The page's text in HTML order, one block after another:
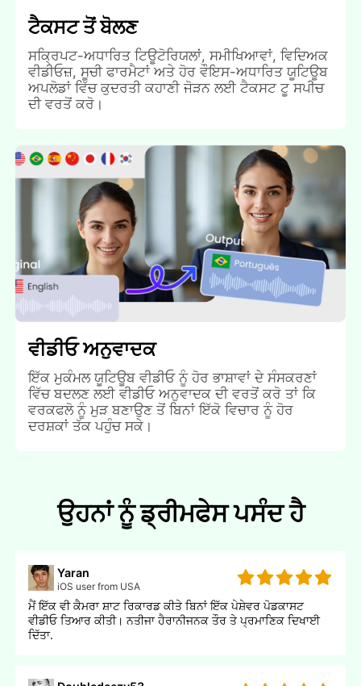
ਟੈਕਸਟ ਤੋਂ ਬੋਲਣ
ਸਕ੍ਰਿਪਟ-ਅਧਾਰਿਤ ਟਿਊਟੋਰਿਯਲਾਂ, ਸਮੀਖਿਆਵਾਂ, ਵਿਦਿਅਕ
ਵੀਡੀਓਜ਼, ਸੂਚੀ ਫਾਰਮੈਟਾਂ ਅਤੇ ਹੋਰ ਵੌਇਸ-ਅਧਾਰਿਤ ਯੂਟਿਊਬ
ਅਪਲੋਡਾਂ ਵਿੱਚ ਕੁਦਰਤੀ ਕਹਾਣੀ ਜੋੜਨ ਲਈ ਟੈਕਸਟ ਟੂ ਸਪੀਚ
ਦੀ ਵਰਤੋਂ ਕਰੋ।
ਵੀਡੀਓ ਅਨੁਵਾਦਕ
ਇੱਕ ਮੁਕੰਮਲ ਯੂਟਿਊਬ ਵੀਡੀਓ ਨੂੰ ਹੋਰ ਭਾਸ਼ਾਵਾਂ ਦੇ ਸੰਸਕਰਣਾਂ
ਵਿੱਚ ਬਦਲਣ ਲਈ ਵੀਡੀਓ ਅਨੁਵਾਦਕ ਦੀ ਵਰਤੋਂ ਕਰੋ ਤਾਂ ਕਿ
ਵਰਕਫਲੋ ਨੂੰ ਮੁੜ ਬਣਾਉਣ ਤੋਂ ਬਿਨਾਂ ਇੱਕੋ ਵਿਚਾਰ ਨੂੰ ਹੋਰ
ਦਰਸ਼ਕਾਂ ਤੱਕ ਪਹੁੰਚ ਸਕੇ।
ਉਹਨਾਂ ਨੂੰ ਡ੍ਰੀਮਫੇਸ ਪਸੰਦ ਹੈ
Yaran
iOS user from USA
ਮੈਂ ਇੱਕ ਵੀ ਕੈਮਰਾ ਸ਼ਾਟ ਰਿਕਾਰਡ ਕੀਤੇ ਬਿਨਾਂ ਇੱਕ ਪੇਸ਼ੇਵਰ ਪੋਡਕਾਸਟ
ਵੀਡੀਓ ਤਿਆਰ ਕੀਤੀ। ਨਤੀਜਾ ਹੈਰਾਨੀਜਨਕ ਤੌਰ ਤੇ ਪ੍ਰਮਾਣਿਕ ਦਿਖਾਈ
ਦਿੱਤਾ.